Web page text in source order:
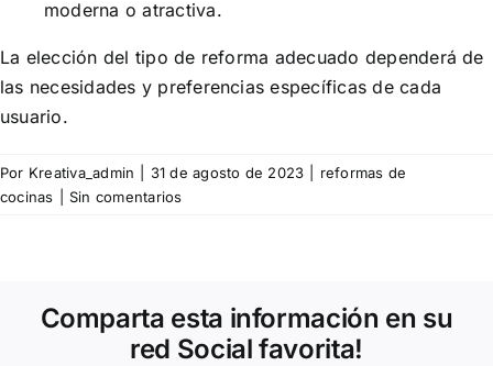
moderna o atractiva.
La elección del tipo de reforma adecuado dependerá de
las necesidades y preferencias específicas de cada
usuario.
Por Kreativa_admin 31 de agosto de 2023
reformas de
cocinas
Sin comentarios
Comparta esta información en su
red Social favorita!